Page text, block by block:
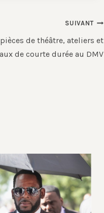
SUIVANT
de théâtre, ateliers et
de courte durée au DMV